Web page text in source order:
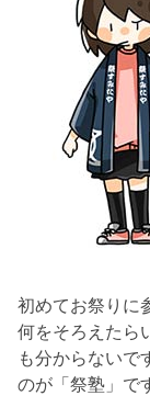
初めてお祭りに
何をそろえたら
も分からないで
のが「祭塾」で